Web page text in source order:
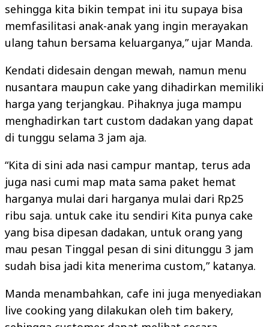
sehingga kita bikin tempat ini itu supaya bisa
memfasilitasi anak-anak yang ingin merayakan
ulang tahun bersama keluarganya,” ujar Manda.
Kendati didesain dengan mewah, namun menu
nusantara maupun cake yang dihadirkan memiliki
harga yang terjangkau. Pihaknya juga mampu
menghadirkan tart custom dadakan yang dapat
di tunggu selama 3 jam aja.
“Kita di sini ada nasi campur mantap, terus ada
juga nasi cumi map mata sama paket hemat
harganya mulai dari harganya mulai dari Rp25
ribu saja. untuk cake itu sendiri Kita punya cake
yang bisa dipesan dadakan, untuk orang yang
mau pesan Tinggal pesan di sini ditunggu 3 jam
sudah bisa jadi kita menerima custom,” katanya.
Manda menambahkan, cafe ini juga menyediakan
live cooking yang dilakukan oleh tim bakery,